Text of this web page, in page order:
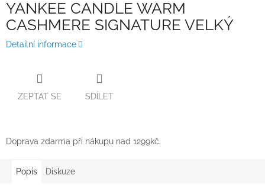
YANKEE CANDLE WARM
CASHMERE SIGNATURE VELKÝ
Detailní informace
ZEPTAT SE SDÍLET
Doprava zdarma při nákupu nad 1299kč.
Popis Diskuze